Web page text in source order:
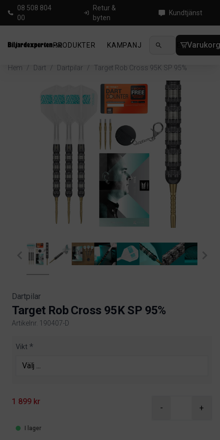
08 508 804
00
Retur &
byten
Kundtjänst
PRODUKTER KAMPANJ NYHETER
Hem / Dart / Dartpilar / Target Rob Cross 95K SP 95%
Dartpilar
Target Rob Cross 95K SP 95%
Artikelnr. 190407-D
Product information
Vikt
1 899 kr
- +
I lager